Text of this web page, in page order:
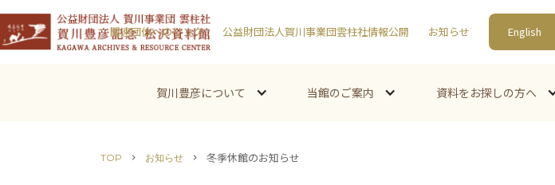
関連団体へのリンク 公益財団法人賀川事業団雲柱社情報公開 お知らせ English
賀川豊彦について 当館のご案内 資料をお探しの方へ
TOP chevron_right お知らせ chevron_right 冬季休館のお知らせ